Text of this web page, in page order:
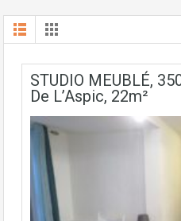
STUDIO MEUBLÉ,
De L’Aspic, 22m²